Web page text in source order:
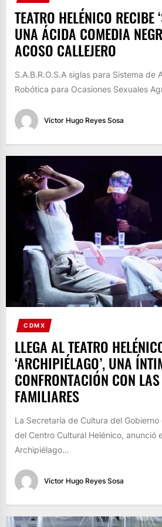
TEATRO HELÉNICO RECIBE
UNA ÁCIDA COMEDIA
ACOSO CALLEJERO
S.A.B.R.O.S.A siglas para Sistema de
Robótica para Ocasiones Sexuales
Víctor Hugo Reyes Sosa
CDMX
LLEGA AL TEATRO
‘ARCHIPIÉLAGO’, UNA
CONFRONTACIÓN CON
FAMILIARES
La Secretaría de Cultura del
del Centro Cultural Helénico, anunció
Archipiélago…
Víctor Hugo Reyes Sosa